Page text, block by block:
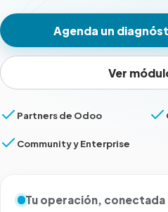
Agenda un
Ver
Partners de Odoo
Community y Enterprise
Tu operación, conectada